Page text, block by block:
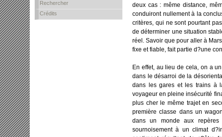
Rechercher
Crédits
deux cas : même distance,
conduiront nullement à la
critères, qui ne sont pourtant
de déterminer une situation
réel. Savoir que pour aller à
fixe et fiable, fait partie d?une
En effet, au lieu de cela, on a
dans le désarroi de la
dans les gares et les trains à
voyageur en pleine insécurité
plus cher le même trajet en
première classe dans un
dans un monde aux repères
sournoisement à un climat